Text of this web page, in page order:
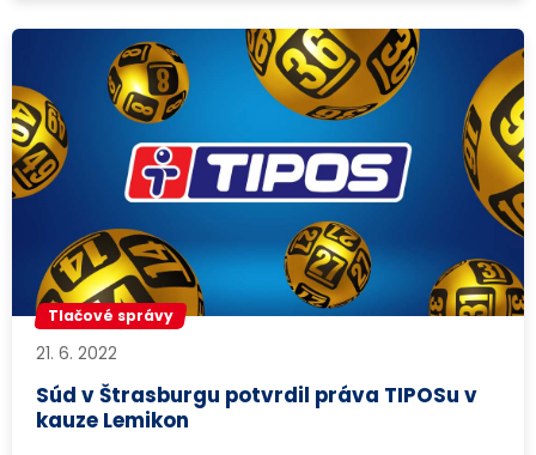
Tlačové správy
21. 6. 2022
Súd v Štrasburgu potvrdil práva TIPOSu v
kauze Lemikon